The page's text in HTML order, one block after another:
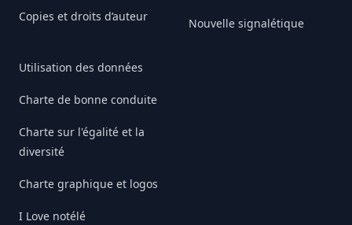
Copies et droits d’auteur
Utilisation des données
Charte de bonne conduite
Charte sur l'égalité et la
diversité
Charte graphique et logos
I Love notélé
Nouvelle signalétique